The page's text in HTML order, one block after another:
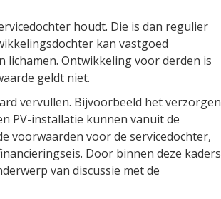
houdt. Die is dan regulier
kan vastgoed
lichamen. Ontwikkeling voor derden is
geldt niet.
vervullen. Bijvoorbeeld het verzorgen
PV-installatie kunnen vanuit de
voorwaarden voor de servicedochter,
Door binnen deze kaders
van discussie met de